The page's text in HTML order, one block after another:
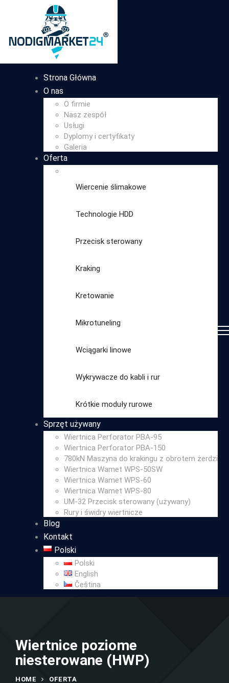
Strona Główna
O nas
O firmie
Nasz zespół
Usługi
Dyplomy i certyfikaty
Galeria
Oferta
Wiercenie ślimakowe
Technologie HDD
Przecisk sterowany
Kraking
Kretowanie
Mikrotuneling
Wciągarki linowe
Wykrywacze do kabli i rur
Krótkie moduły rurowe
kategorię
Sprzęt używany
Wiertnica Perforator PBA-95
Wiertnica Perforator PBA-150
780kN Maszyna do krakingu z obrotem żerdzi
Wiertnica Wamet WPS-50SW
Wiertnica Wamet WPS-60
Wiertnica Wamet WPS-80
UM-32 Przecisk sterowany (używany)
Rury i świdry wiertnicze
Blog
Kontakt
Polski
Polski
English
Čeština
Wiertnice poziome
niesterowane (HWP)
HOME
OFERTA